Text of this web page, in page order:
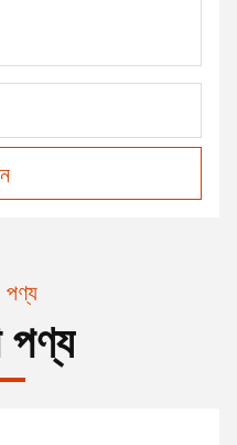
পণ্য